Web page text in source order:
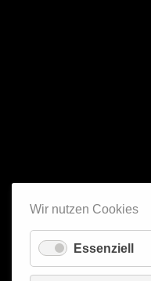
Wir nutzen Cookies
Essenziell